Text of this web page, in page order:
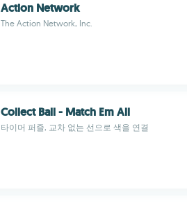
Action Network
The Action Network, Inc.
Collect Ball - Match Em All
타이머 퍼즐, 교차 없는 선으로 색을 연결